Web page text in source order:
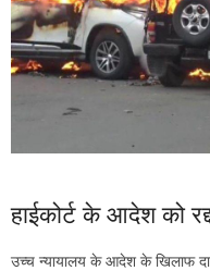
हाईकोर्ट के आदेश को
उच्च न्यायालय के आदेश के खिलाफ